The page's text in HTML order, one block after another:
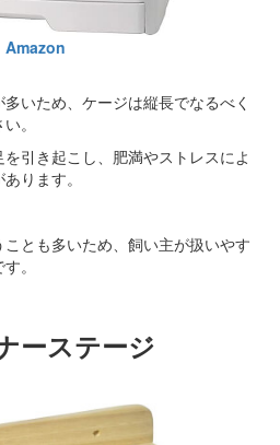
Amazon
いため、ケージは縦長でなるべく
。
引き起こし、肥満やストレスによ
ります。
とも多いため、飼い主が扱いやす
。
ーステージ